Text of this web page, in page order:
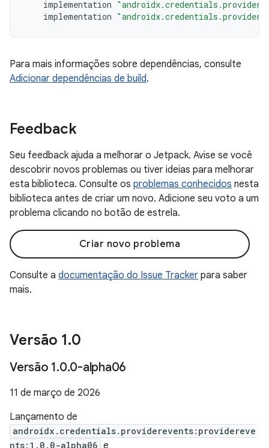
implementation
implementation
Para mais informações sobre dependências, consulte
Adicionar dependências de build.
Feedback
Seu feedback ajuda a melhorar o Jetpack. Avise se você
descobrir novos problemas ou tiver ideias para melhorar
esta biblioteca. Consulte os problemas conhecidos nesta
biblioteca antes de criar um novo. Adicione seu voto a um
problema clicando no botão de estrela.
Criar novo problema
Consulte a documentação do Issue Tracker para saber
mais.
Versão 1.0
Versão 1.0.0-alpha06
11 de março de 2026
Lançamento de
androidx.credentials.providerevents:providereve
nts:1.0.0-alpha06 e